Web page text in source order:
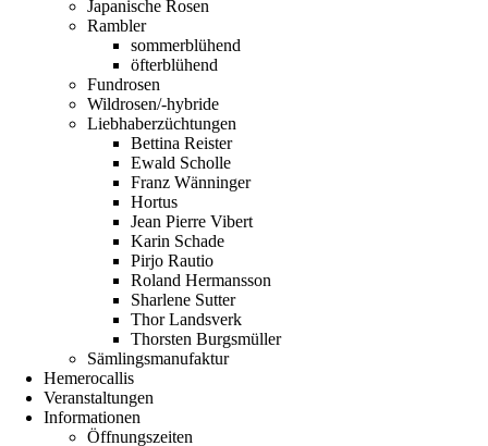
Japanische Rosen
Rambler
sommerblühend
öfterblühend
Fundrosen
Wildrosen/-hybride
Liebhaberzüchtungen
Bettina Reister
Ewald Scholle
Franz Wänninger
Hortus
Jean Pierre Vibert
Karin Schade
Pirjo Rautio
Roland Hermansson
Sharlene Sutter
Thor Landsverk
Thorsten Burgsmüller
Sämlingsmanufaktur
Hemerocallis
Veranstaltungen
Informationen
Öffnungszeiten